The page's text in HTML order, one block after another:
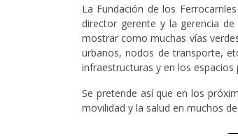
La Fundación de los
director gerente y la gerencia
mostrar como muchas vías
urbanos, nodos de transporte,
infraestructuras y en los espacios
Se pretende así que en los
movilidad y la salud en muchos